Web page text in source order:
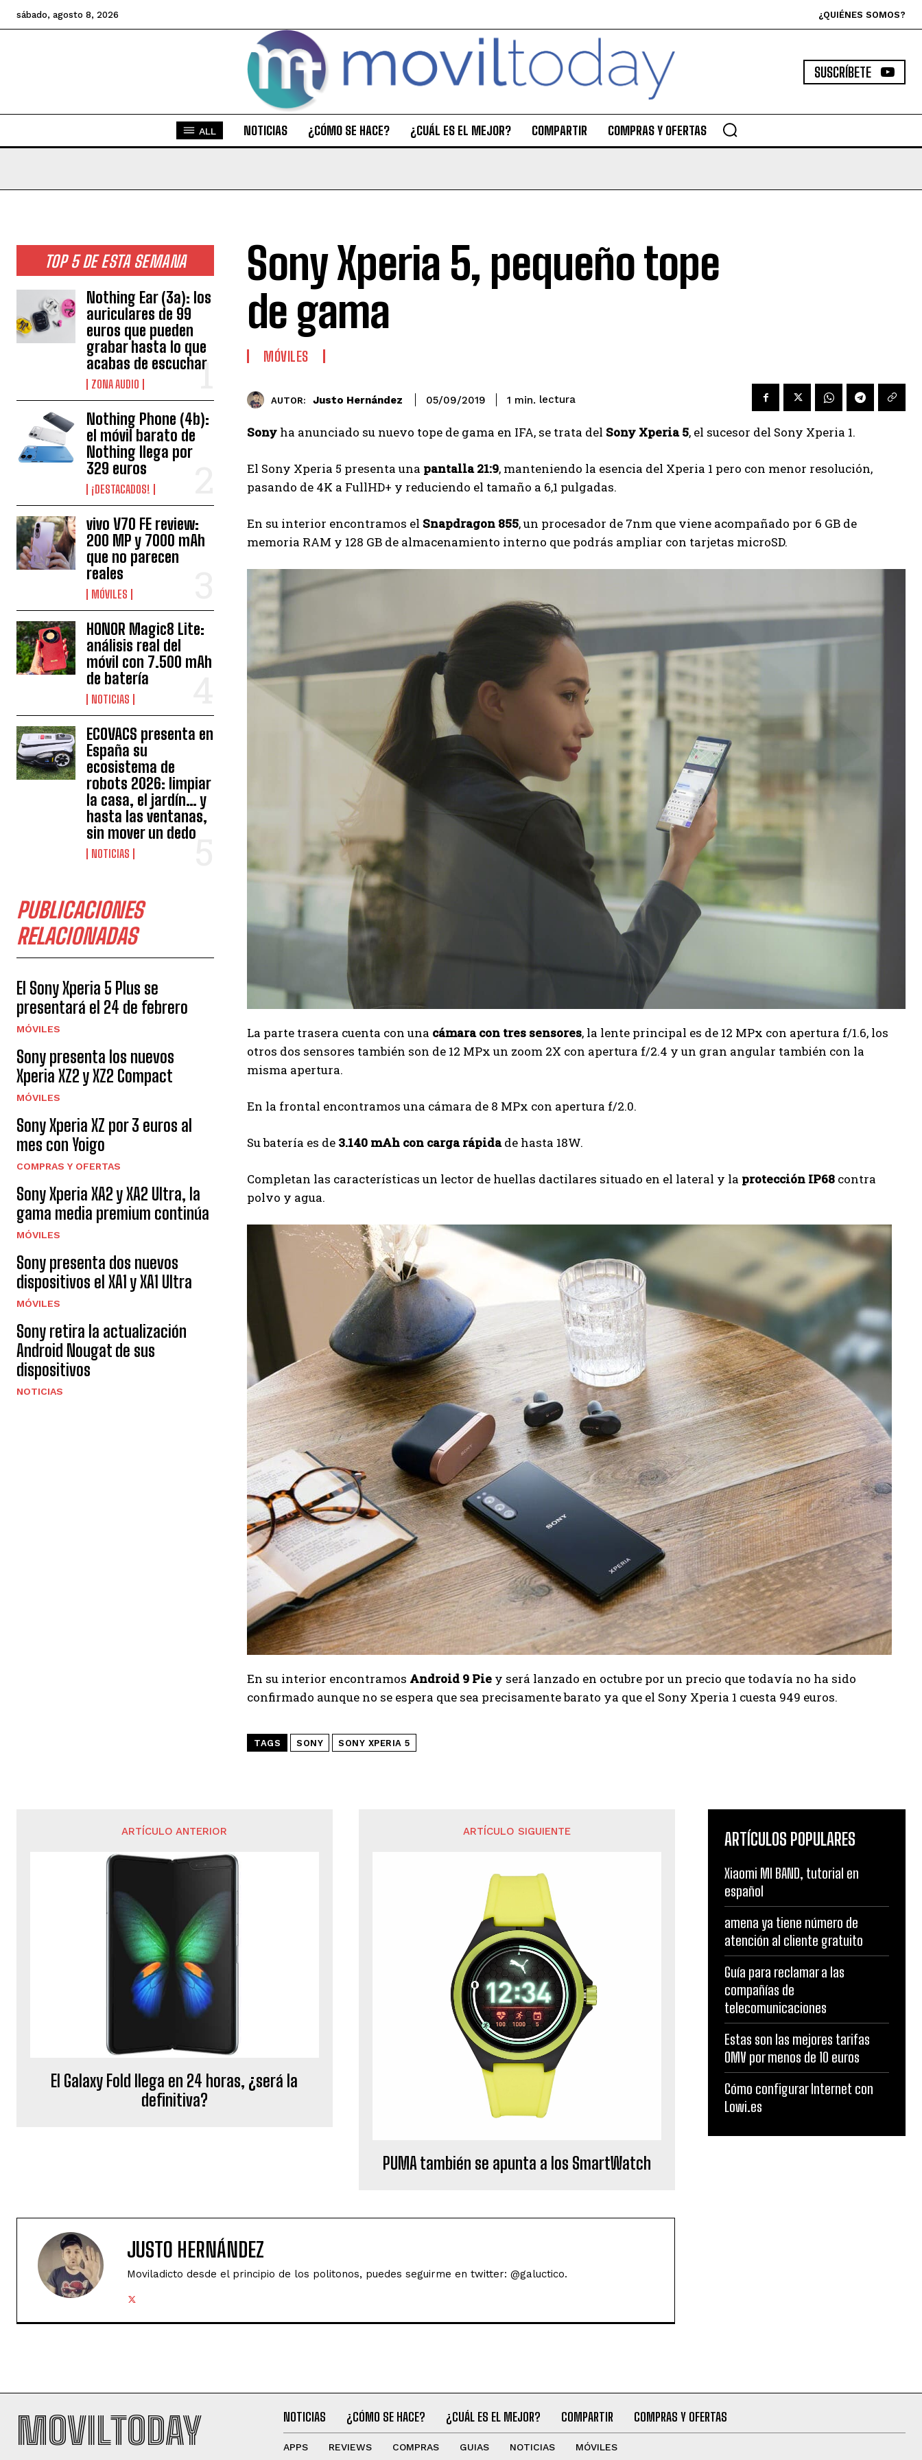
sábado, agosto 8, 2026 ¿QUIÉNES SOMOS?
SUSCRÍBETE
ALL NOTICIAS ¿CÓMO SE HACE? ¿CUÁL ES EL MEJOR? COMPARTIR COMPRAS Y OFERTAS
TOP 5 DE ESTA SEMANA
Nothing Ear (3a): los
auriculares de 99
euros que pueden
grabar hasta lo que
acabas de escuchar
ZONA AUDIO
Nothing Phone (4b):
el móvil barato de
Nothing llega por
329 euros
¡DESTACADOS!
vivo V70 FE review:
200 MP y 7000 mAh
que no parecen
reales
MÓVILES
HONOR Magic8 Lite:
análisis real del
móvil con 7.500 mAh
de batería
NOTICIAS
ECOVACS presenta en
España su
ecosistema de
robots 2026: limpiar
la casa, el jardín… y
hasta las ventanas,
sin mover un dedo
NOTICIAS
PUBLICACIONES
RELACIONADAS
El Sony Xperia 5 Plus se
presentará el 24 de febrero
MÓVILES
Sony presenta los nuevos
Xperia XZ2 y XZ2 Compact
MÓVILES
Sony Xperia XZ por 3 euros al
mes con Yoigo
COMPRAS Y OFERTAS
Sony Xperia XA2 y XA2 Ultra, la
gama media premium continúa
MÓVILES
Sony presenta dos nuevos
dispositivos el XA1 y XA1 Ultra
MÓVILES
Sony retira la actualización
Android Nougat de sus
dispositivos
NOTICIAS
Sony Xperia 5, pequeño tope
de gama
MÓVILES
AUTOR: Justo Hernández 05/09/2019 1 min. lectura
Sony ha anunciado su nuevo tope de gama en IFA, se trata del Sony Xperia 5, el sucesor del Sony Xperia 1.
El Sony Xperia 5 presenta una pantalla 21:9, manteniendo la esencia del Xperia 1 pero con menor resolución,
pasando de 4K a FullHD+ y reduciendo el tamaño a 6,1 pulgadas.
En su interior encontramos el Snapdragon 855, un procesador de 7nm que viene acompañado por 6 GB de
memoria RAM y 128 GB de almacenamiento interno que podrás ampliar con tarjetas microSD.
La parte trasera cuenta con una cámara con tres sensores, la lente principal es de 12 MPx con apertura f/1.6, los
otros dos sensores también son de 12 MPx un zoom 2X con apertura f/2.4 y un gran angular también con la
misma apertura.
En la frontal encontramos una cámara de 8 MPx con apertura f/2.0.
Su batería es de 3.140 mAh con carga rápidade hasta 18W.
Completan las características un lector de huellas dactilares situado en el lateral y la protección IP68 contra
polvo y agua.
En su interior encontramos Android 9 Pie y será lanzado en octubre por un precio que todavía no ha sido
confirmado aunque no se espera que sea precisamente barato ya que el Sony Xperia 1 cuesta 949 euros.
TAGS SONY SONY XPERIA 5
ARTÍCULO ANTERIOR
El Galaxy Fold llega en 24 horas, ¿será la
definitiva?
ARTÍCULO SIGUIENTE
PUMA también se apunta a los SmartWatch
JUSTO HERNÁNDEZ
Moviladicto desde el principio de los politonos, puedes seguirme en twitter: @galuctico.
ARTÍCULOS POPULARES
Xiaomi MI BAND, tutorial en
español
amena ya tiene número de
atención al cliente gratuito
Guía para reclamar a las
compañías de
telecomunicaciones
Estas son las mejores tarifas
OMV por menos de 10 euros
Cómo configurar Internet con
Lowi.es
MOVILTODAY NOTICIAS ¿CÓMO SE HACE? ¿CUÁL ES EL MEJOR? COMPARTIR COMPRAS Y OFERTAS
APPS REVIEWS COMPRAS GUIAS NOTICIAS MÓVILES